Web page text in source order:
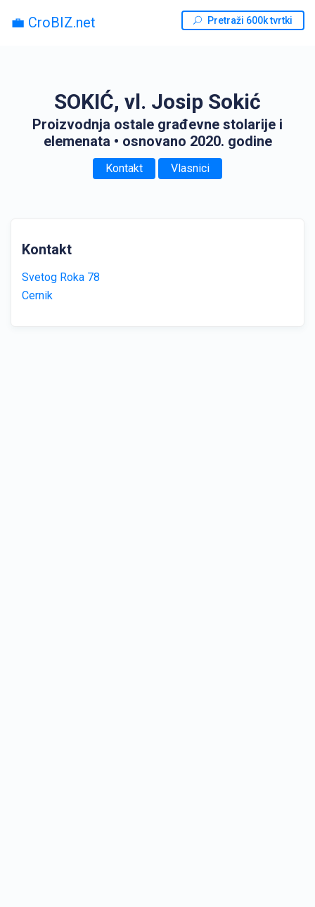
💼 CroBIZ.net Pretraži 600k tvrtki
SOKIĆ, vl. Josip Sokić
Proizvodnja ostale građevne stolarije i
elemenata • osnovano 2020. godine
Kontakt Vlasnici
Kontakt
Svetog Roka 78
Cernik